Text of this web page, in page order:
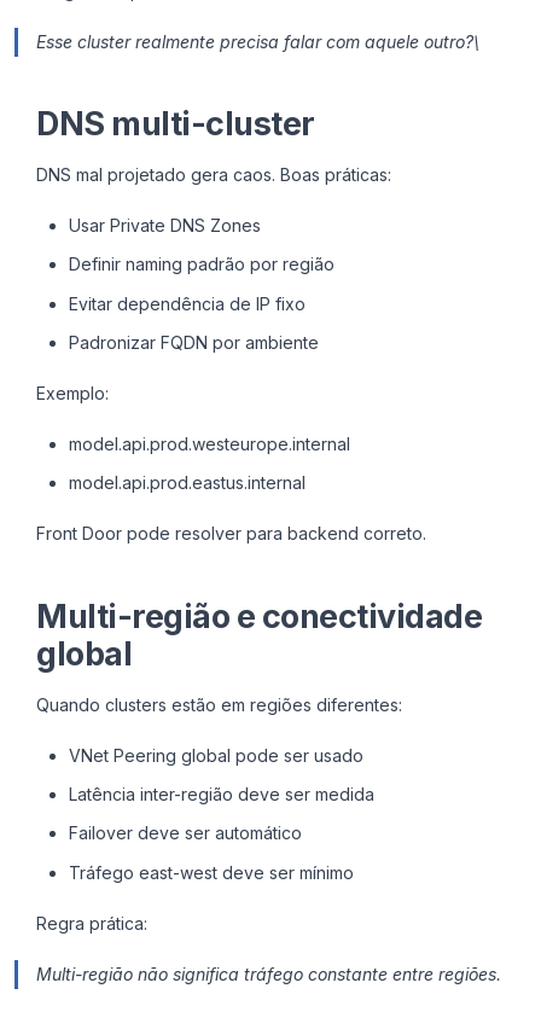
Esse cluster realmente precisa falar com aquele outro?\
DNS multi-cluster
DNS mal projetado gera caos. Boas práticas:
Usar Private DNS Zones
Definir naming padrão por região
Evitar dependência de IP fixo
Padronizar FQDN por ambiente
Exemplo:
model.api.prod.westeurope.internal
model.api.prod.eastus.internal
Front Door pode resolver para backend correto.
Multi-região e conectividade
global
Quando clusters estão em regiões diferentes:
VNet Peering global pode ser usado
Latência inter-região deve ser medida
Failover deve ser automático
Tráfego east-west deve ser mínimo
Regra prática:
Multi-região não significa tráfego constante entre regiões.